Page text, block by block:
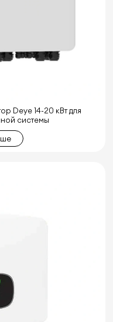
Deye 14-20 кВт для
системы